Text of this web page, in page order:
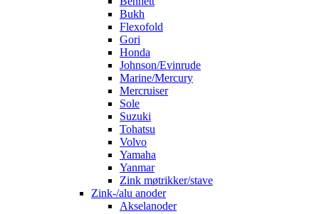
Bukh
Flexofold
Gori
Honda
Johnson/Evinrude
Marine/Mercury
Mercruiser
Sole
Suzuki
Tohatsu
Volvo
Yamaha
Yanmar
Zink møtrikker/stave
Zink-/alu anoder
Akselanoder